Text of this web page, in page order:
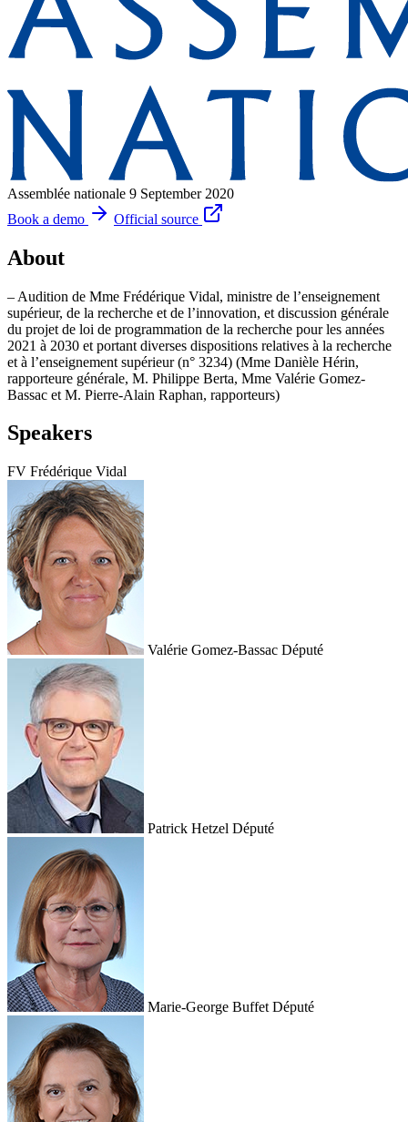
Assemblée nationale 9 September 2020
Book a demo
Official source
About
– Audition de Mme Frédérique Vidal, ministre de l’enseignement
supérieur, de la recherche et de l’innovation, et discussion générale
du projet de loi de programmation de la recherche pour les années
2021 à 2030 et portant diverses dispositions relatives à la recherche
et à l’enseignement supérieur (n° 3234) (Mme Danièle Hérin,
rapporteure générale, M. Philippe Berta, Mme Valérie Gomez-
Bassac et M. Pierre-Alain Raphan, rapporteurs)
Speakers
FV Frédérique Vidal
Valérie Gomez-Bassac Député
Patrick Hetzel Député
Marie-George Buffet Député